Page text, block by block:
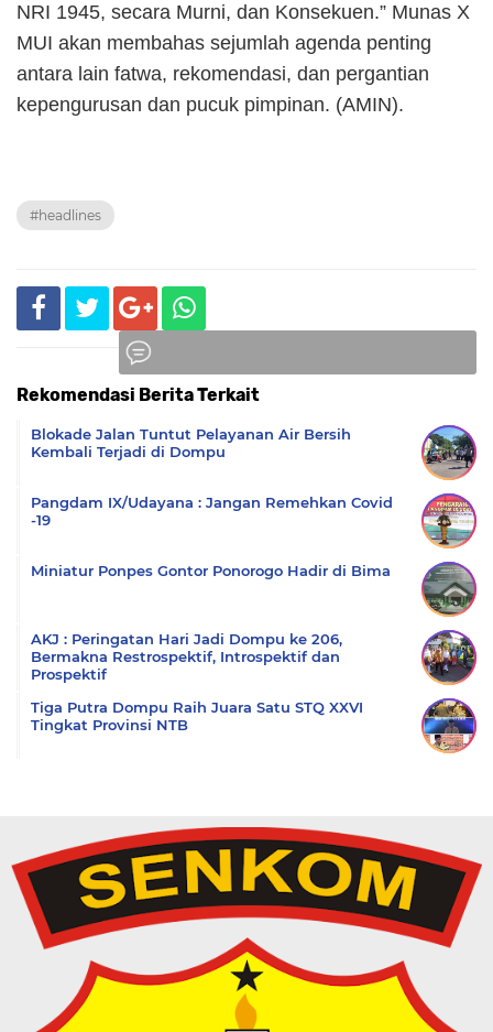
NRI 1945, secara Murni, dan Konsekuen.” Munas X
MUI akan membahas sejumlah agenda penting
antara lain fatwa, rekomendasi, dan pergantian
kepengurusan dan pucuk pimpinan. (AMIN).
#headlines
Rekomendasi Berita Terkait
Blokade Jalan Tuntut Pelayanan Air Bersih
Kembali Terjadi di Dompu
Pangdam IX/Udayana : Jangan Remehkan Covid
-19
Miniatur Ponpes Gontor Ponorogo Hadir di Bima
AKJ : Peringatan Hari Jadi Dompu ke 206,
Bermakna Restrospektif, Introspektif dan
Prospektif
Tiga Putra Dompu Raih Juara Satu STQ XXVI
Tingkat Provinsi NTB